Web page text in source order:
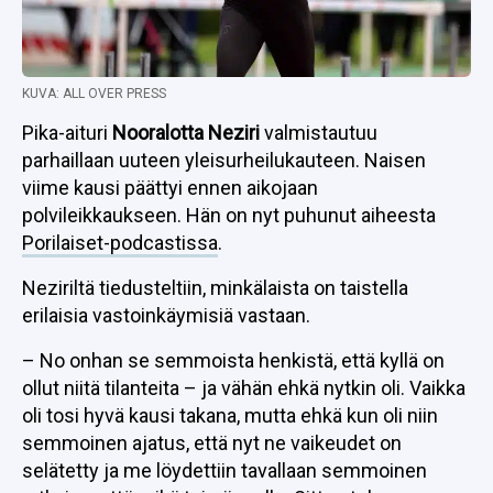
KUVA: ALL OVER PRESS
Pika-aituri Nooralotta Nezirivalmistautuu
parhaillaan uuteen yleisurheilukauteen. Naisen
viime kausi päättyi ennen aikojaan
polvileikkaukseen. Hän on nyt puhunut aiheesta
Porilaiset-podcastissa.
Neziriltä tiedusteltiin, minkälaista on taistella
erilaisia vastoinkäymisiä vastaan.
– No onhan se semmoista henkistä, että kyllä on
ollut niitä tilanteita – ja vähän ehkä nytkin oli. Vaikka
oli tosi hyvä kausi takana, mutta ehkä kun oli niin
semmoinen ajatus, että nyt ne vaikeudet on
selätetty ja me löydettiin tavallaan semmoinen